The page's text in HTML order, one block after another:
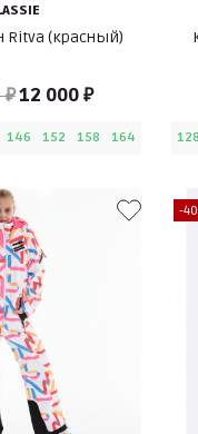
Ritva (красный)
₽12 000 ₽
146 152 158 164 128
-